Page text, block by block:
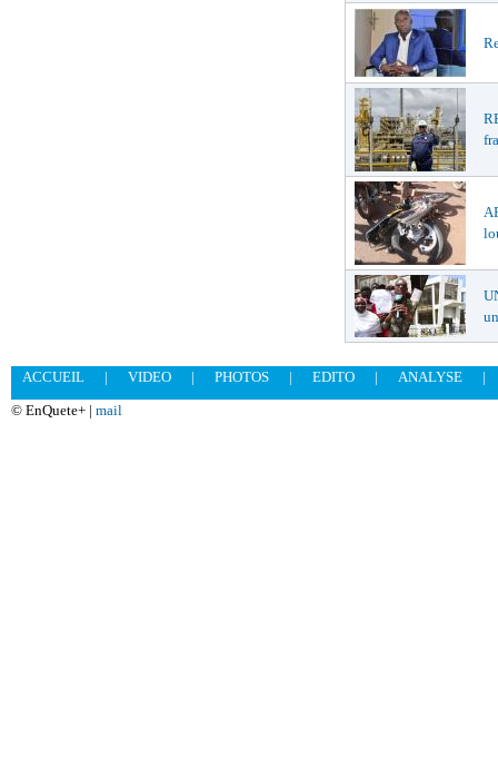
ACCUEIL | VIDEO | PHOTOS | EDITO | ANALYSE
|
© EnQuete+ | mail